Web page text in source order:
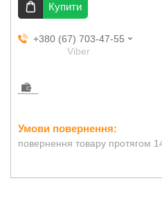
Купити
+380 (67) 703-47-55
Viber
повернення товару протягом